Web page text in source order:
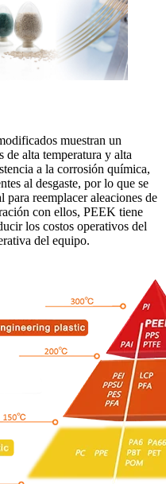
muestran un
de alta temperatura y alta
a la corrosión química,
al desgaste, por lo que se
reemplacer aleaciones de
con ellos, PEEK tiene
los costos operativos del
del equipo.